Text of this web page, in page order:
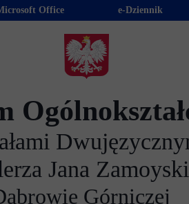
Jana
Górniczej
e-Dziennik
Office